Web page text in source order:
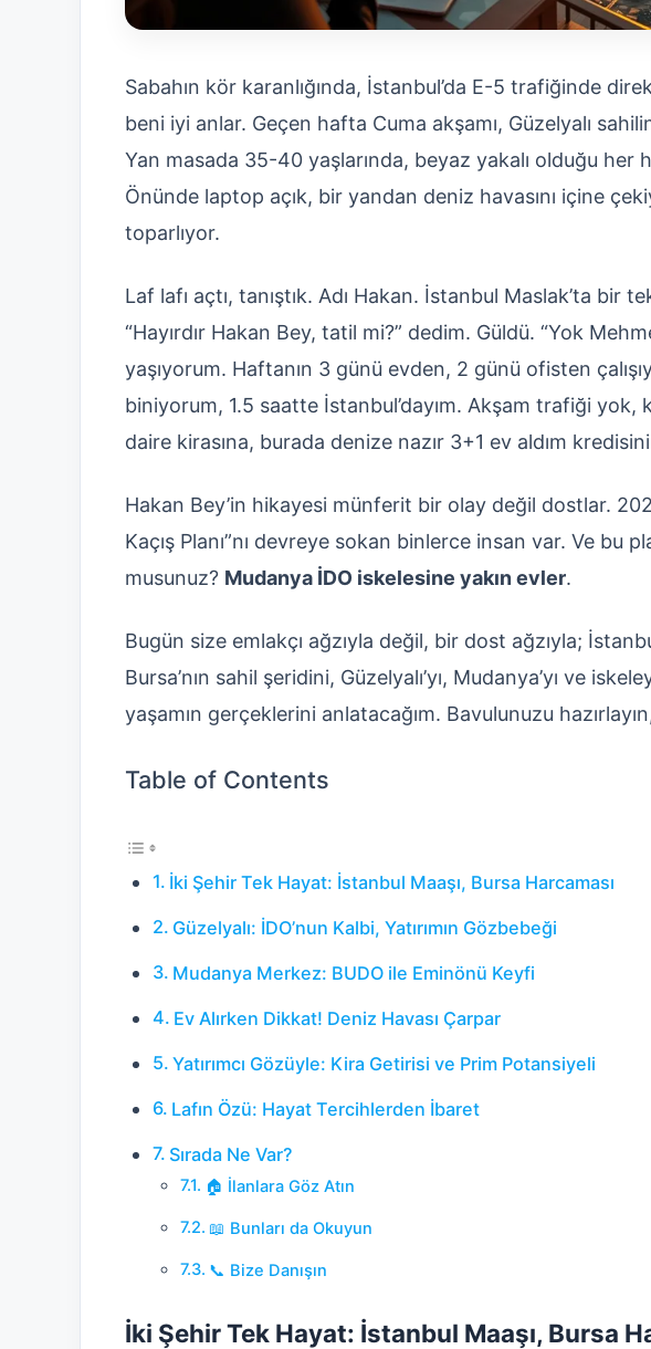
Sabahın kör karanlığında, İstanbul’da E-5 trafiğinde
beni iyi anlar. Geçen hafta Cuma akşamı, Güzelyalı
Yan masada 35-40 yaşlarında, beyaz yakalı olduğu her
Önünde laptop açık, bir yandan deniz havasını içine
toparlıyor.
Laf lafı açtı, tanıştık. Adı Hakan. İstanbul Maslak’ta bir
“Hayırdır Hakan Bey, tatil mi?” dedim. Güldü. “Yok
yaşıyorum. Haftanın 3 günü evden, 2 günü ofisten
biniyorum, 1.5 saatte İstanbul’dayım. Akşam trafiği yok,
daire kirasına, burada denize nazır 3+1 ev aldım
Hakan Bey’in hikayesi münferit bir olay değil dostlar.
Kaçış Planı”nı devreye sokan binlerce insan var. Ve bu
musunuz? Mudanya İDO iskelesine yakın evler.
Bugün size emlakçı ağzıyla değil, bir dost ağzıyla;
Bursa’nın sahil şeridini, Güzelyalı’yı, Mudanya’yı ve
yaşamın gerçeklerini anlatacağım. Bavulunuzu
Table of Contents
İki Şehir Tek Hayat: İstanbul Maaşı, Bursa Harcaması
Güzelyalı: İDO’nun Kalbi, Yatırımın Gözbebeği
Mudanya Merkez: BUDO ile Eminönü Keyfi
Ev Alırken Dikkat! Deniz Havası Çarpar
Yatırımcı Gözüyle: Kira Getirisi ve Prim Potansiyeli
Lafın Özü: Hayat Tercihlerden İbaret
Sırada Ne Var?
🏠 İlanlara Göz Atın
📖 Bunları da Okuyun
📞 Bize Danışın
İki Şehir Tek Hayat: İstanbul Maaşı, Bursa